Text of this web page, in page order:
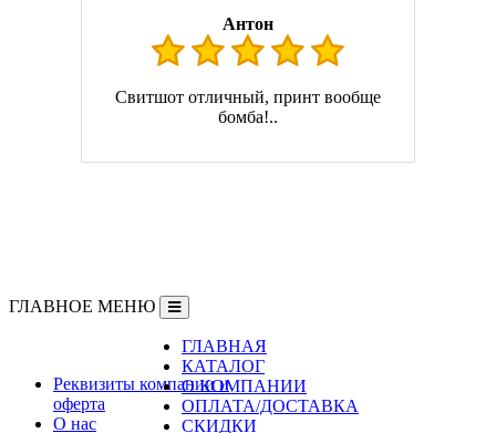
Антон
Свитшот отличный, принт вообще
бомба!..
ГЛАВНОЕ МЕНЮ
ГЛАВНАЯ
КАТАЛОГ
О КОМПАНИИ
ОПЛАТА/ДОСТАВКА
СКИДКИ
Реквизиты компании и
оферта
О нас